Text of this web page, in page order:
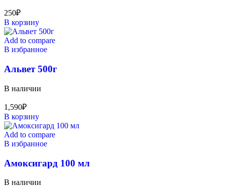
250₽
В корзину
Add to compare
В избранное
Альвет 500г
В наличии
1,590₽
В корзину
Add to compare
В избранное
Амоксигард 100 мл
В наличии